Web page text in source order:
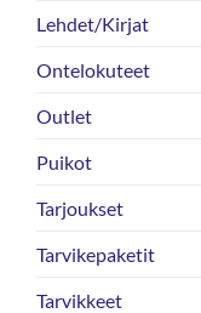
Lehdet/Kirjat
Ontelokuteet
Outlet
Puikot
Tarjoukset
Tarvikepaketit
Tarvikkeet